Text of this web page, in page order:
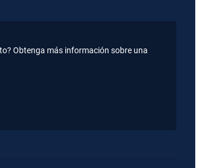
Obtenga más información sobre una